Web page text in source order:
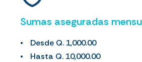
Sumas aseguradas
Desde Q. 1,000.00
Hasta Q. 10,000.00